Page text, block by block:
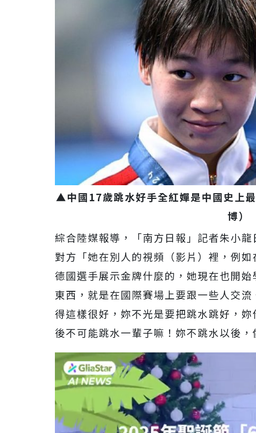
▲中國17歲跳水好手全紅嬋是中國史上
博）
綜合陸媒報導，「南方日報」記者朱小
對方「她在別人的視頻（影片）裡，例
德國選手展示金牌什麼的，她現在也開
東西，就是在國際賽場上要跟一些人交
得這樣很好，妳不光是要把跳水跳好，
後不可能跳水一輩子嘛！妳不跳水以後，